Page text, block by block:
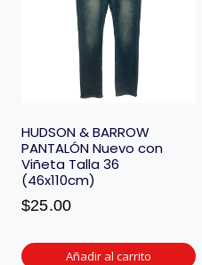
HUDSON & BARROW
PANTALÓN Nuevo con
Viñeta Talla 36
(46x110cm)
$25.00
Añadir al carrito